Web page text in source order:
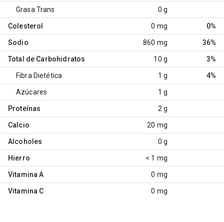
Grasa Trans 0 g
Colesterol 0 mg 0%
Sodio 860 mg 36%
Total de Carbohidratos 10 g 3%
Fibra Dietética 1 g 4%
Azúcares 1 g
Proteínas 2 g
Calcio 20 mg
Alcoholes 0 g
Hierro < 1 mg
Vitamina A 0 mg
Vitamina C 0 mg